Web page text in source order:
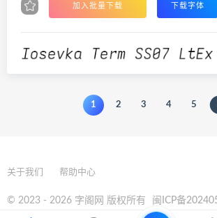
加入批量下载 下载字体
1 2 3 4 5
关于我们 帮助中心
© 2023 - 2026 字阁网 版权所有 闽ICP备